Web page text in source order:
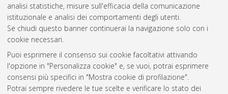
analisi statistiche, misure sull'efficacia della comunicazione
istituzionale e analisi dei comportamenti degli utenti.
Se chiudi questo banner continuerai la navigazione solo con i
cookie necessari.
Puoi esprimere il consenso sui cookie facoltativi attivando
l'opzione in "Personalizza cookie" e, se vuoi, potrai esprimere
consensi più specifici in "Mostra cookie di profilazione".
Potrai sempre rivedere le tue scelte e verificare lo stato dei
Questa lista e' stata generata ilFri Aug 7 20:37:23 2026 CEST
Atom
Rss 1.0
Rss 2.0